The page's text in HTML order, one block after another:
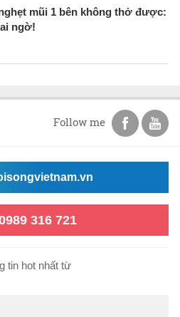
mũi 1 bên không thở được:
ngờ!
Follow me
316 721
tin hot nhất từ